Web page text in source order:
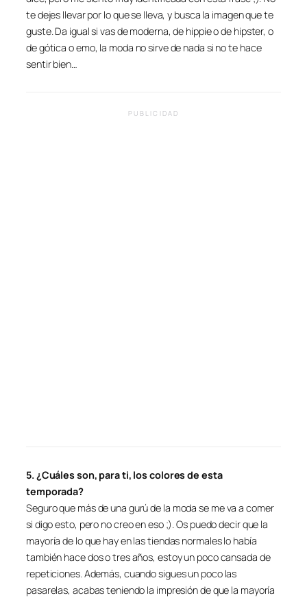
te dejes llevar por lo que se lleva, y busca la imagen que te
guste. Da igual si vas de moderna, de hippie o de hipster, o
de gótica o emo, la moda no sirve de nada si no te hace
sentir bien…
PUBLICIDAD
5. ¿Cuáles son, para ti, los colores de esta
temporada?
Seguro que más de una gurú de la moda se me va a comer
si digo esto, pero no creo en eso ;). Os puedo decir que la
mayoría de lo que hay en las tiendas normales lo había
también hace dos o tres años, estoy un poco cansada de
repeticiones. Además, cuando sigues un poco las
pasarelas, acabas teniendo la impresión de que la mayoría